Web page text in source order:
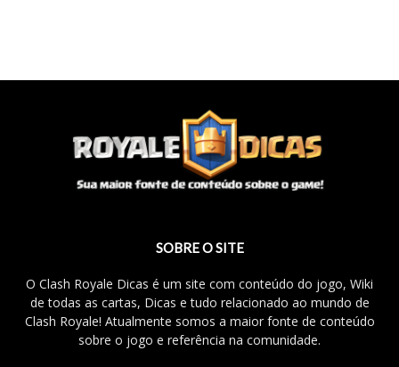
SOBRE O SITE
O Clash Royale Dicas é um site com conteúdo do jogo, Wiki
de todas as cartas, Dicas e tudo relacionado ao mundo de
Clash Royale! Atualmente somos a maior fonte de conteúdo
sobre o jogo e referência na comunidade.